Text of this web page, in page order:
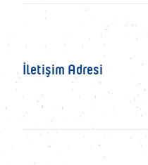
İletişim Adresi